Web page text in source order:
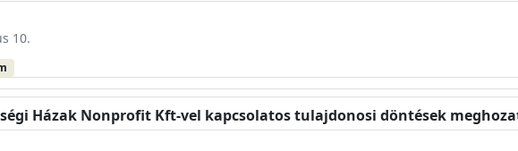
10.
Házak Nonprofit Kft-vel kapcsolatos tulajdonosi döntések